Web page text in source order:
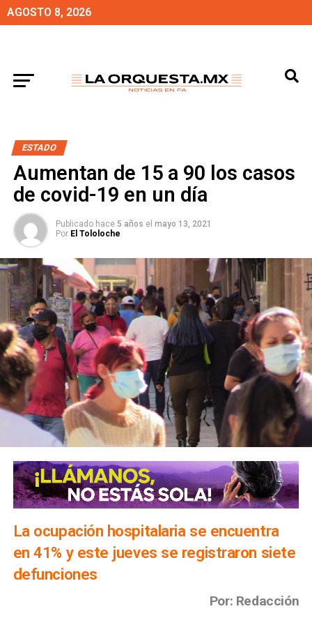
AGOSTO 8, 2026
ESTADO
Aumentan de 15 a 90 los casos
de covid-19 en un día
Publicado hace 5 años el mayo 13, 2021
Por El Tololoche
La ocupación hospitalaria se encuentra
en 41% y este jueves se registraron siete
defunciones
Por: Redacción